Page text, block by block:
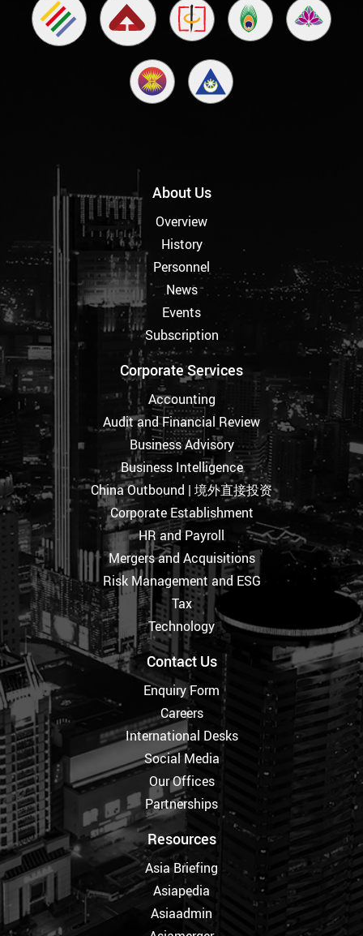
About Us
Overview
History
Personnel
News
Events
Subscription
Corporate Services
Accounting
Audit and Financial Review
Business Advisory
Business Intelligence
China Outbound | 境外直接投资
Corporate Establishment
HR and Payroll
Mergers and Acquisitions
Risk Management and ESG
Tax
Technology
Contact Us
Enquiry Form
Careers
International Desks
Social Media
Our Offices
Partnerships
Resources
Asia Briefing
Asiapedia
Asiaadmin